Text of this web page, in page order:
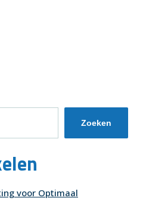
Zoeken
voor Optimaal